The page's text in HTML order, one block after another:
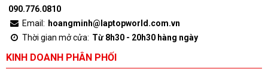
090.776.0810
Email: hoangminh@laptopworld.com.vn
Thời gian mở cửa: Từ 8h30 - 20h30 hàng ngày
KINH DOANH PHÂN PHỐI